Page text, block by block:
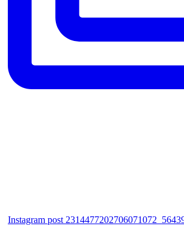
Instagram post